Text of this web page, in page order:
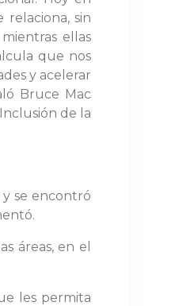
relaciona, sin
ellas
que nos
y acelerar
Bruce Mac
de la
y se encontró
áreas, en el
les permita